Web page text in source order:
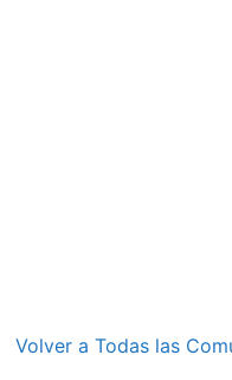
Volver a Todas las